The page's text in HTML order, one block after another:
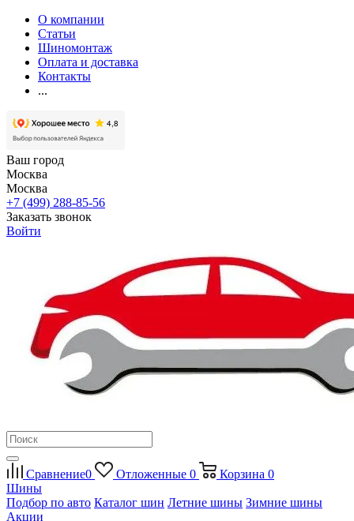
О компании
Статьи
Шиномонтаж
Оплата и доставка
Контакты
...
Ваш город
Москва
Москва
+7 (499) 288-85-56
Заказать звонок
Войти
Сравнение0 Отложенные 0 Корзина 0
Шины
Подбор по авто Каталог шин Летние шины Зимние шины
Акции